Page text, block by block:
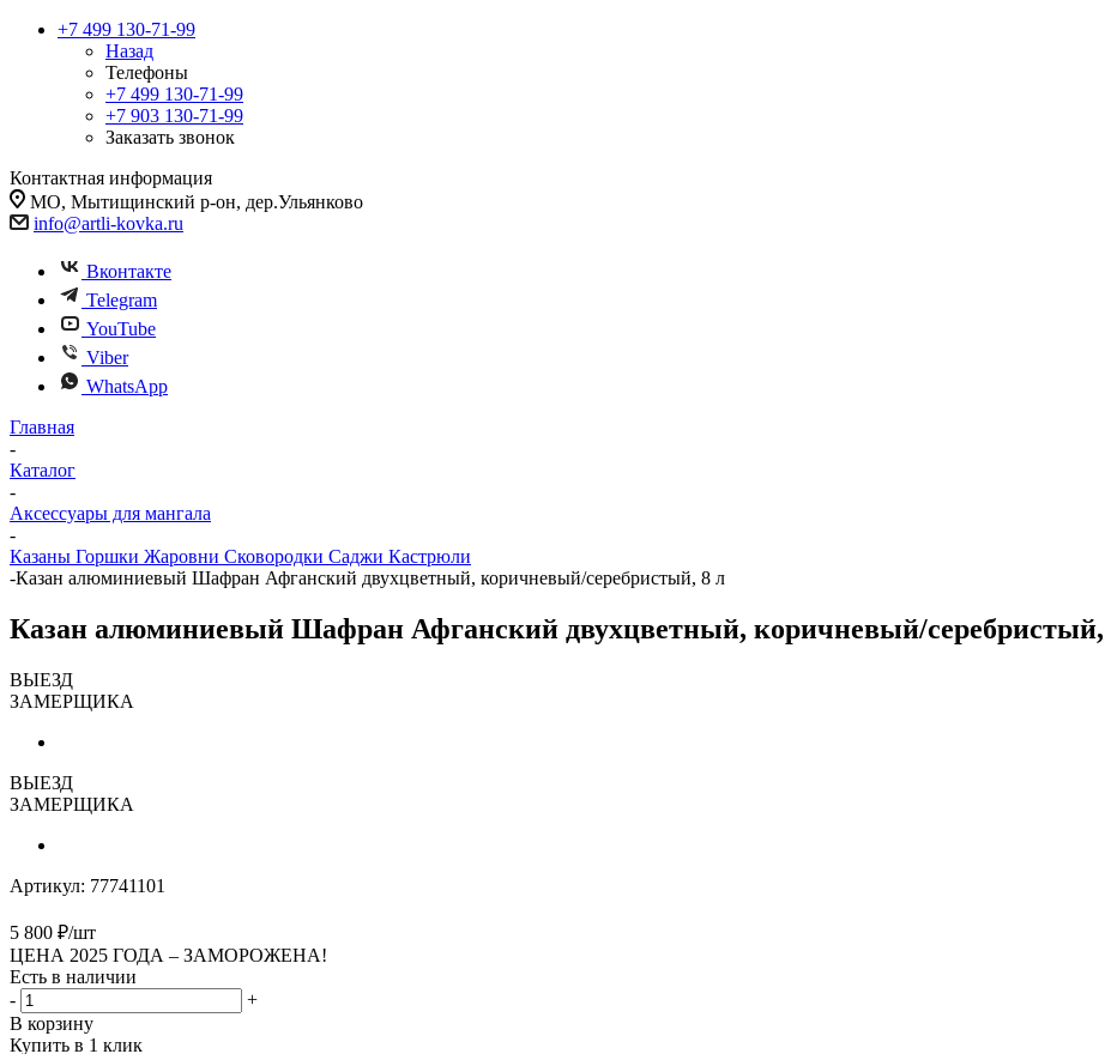
+7 499 130-71-99
Назад
Телефоны
+7 499 130-71-99
+7 903 130-71-99
Заказать звонок
Контактная информация
МО, Мытищинский р-он, дер.Ульянково
info@artli-kovka.ru
Вконтакте
Telegram
YouTube
Viber
WhatsApp
Главная
-
Каталог
-
Аксессуары для мангала
-
Казаны Горшки Жаровни Сковородки Саджи Кастрюли
-Казан алюминиевый Шафран Афганский двухцветный, коричневый/серебристый, 8 л
Казан алюминиевый Шафран Афганский двухцветный, коричневый/
ВЫЕЗД
ЗАМЕРЩИКА
ВЫЕЗД
ЗАМЕРЩИКА
Артикул: 77741101
5 800 ₽/шт
ЦЕНА 2025 ГОДА – ЗАМОРОЖЕНА!
Есть в наличии
-
+
В корзину
Купить в 1 клик